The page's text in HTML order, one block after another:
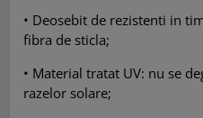
• Deosebit de rezistenti in
fibra de sticla;
• Material tratat UV: nu se
razelor solare;